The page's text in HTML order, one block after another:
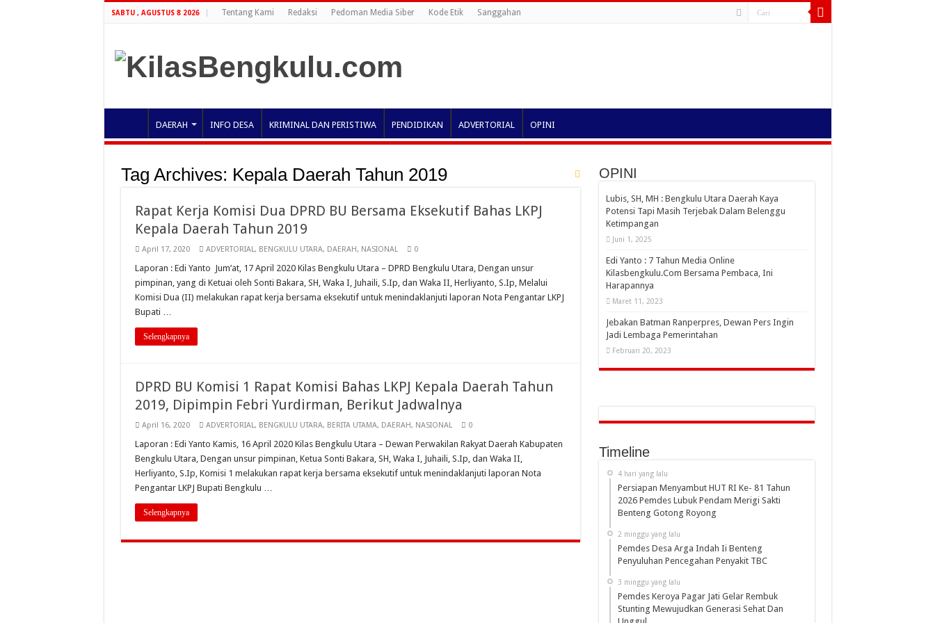
SABTU , AGUSTUS 8 2026 Tentang Kami Redaksi Pedoman Media Siber Kode Etik Sanggahan
DAERAH INFO DESA KRIMINAL DAN PERISTIWA PENDIDIKAN ADVERTORIAL OPINI
Tag Archives: Kepala Daerah Tahun 2019
Rapat Kerja Komisi Dua DPRD BU Bersama Eksekutif Bahas LKPJ
Kepala Daerah Tahun 2019
April 17, 2020 ADVERTORIAL, BENGKULU UTARA, DAERAH, NASIONAL 0
Laporan : Edi Yanto Jum’at, 17 April 2020 Kilas Bengkulu Utara – DPRD Bengkulu Utara, Dengan unsur
pimpinan, yang di Ketuai oleh Sonti Bakara, SH, Waka I, Juhaili, S.Ip, dan Waka II, Herliyanto, S.Ip, Melalui
Komisi Dua (II) melakukan rapat kerja bersama eksekutif untuk menindaklanjuti laporan Nota Pengantar LKPJ
Bupati …
Selengkapnya
DPRD BU Komisi 1 Rapat Komisi Bahas LKPJ Kepala Daerah Tahun
2019, Dipimpin Febri Yurdirman, Berikut Jadwalnya
April 16, 2020 ADVERTORIAL, BENGKULU UTARA, BERITA UTAMA, DAERAH, NASIONAL 0
Laporan : Edi Yanto Kamis, 16 April 2020 Kilas Bengkulu Utara – Dewan Perwakilan Rakyat Daerah Kabupaten
Bengkulu Utara, Dengan unsur pimpinan, Ketua Sonti Bakara, SH, Waka I, Juhaili, S.Ip, dan Waka II,
Herliyanto, S.Ip, Komisi 1 melakukan rapat kerja bersama eksekutif untuk menindaklanjuti laporan Nota
Pengantar LKPJ Bupati Bengkulu …
Selengkapnya
OPINI
Lubis, SH, MH : Bengkulu Utara Daerah Kaya
Potensi Tapi Masih Terjebak Dalam Belenggu
Ketimpangan
Juni 1, 2025
Edi Yanto : 7 Tahun Media Online
Kilasbengkulu.Com Bersama Pembaca, Ini
Harapannya
Maret 11, 2023
Jebakan Batman Ranperpres, Dewan Pers Ingin
Jadi Lembaga Pemerintahan
Februari 20, 2023
Timeline
4 hari yang lalu
Persiapan Menyambut HUT RI Ke- 81 Tahun
2026 Pemdes Lubuk Pendam Merigi Sakti
Benteng Gotong Royong
2 minggu yang lalu
Pemdes Desa Arga Indah Ii Benteng
Penyuluhan Pencegahan Penyakit TBC
3 minggu yang lalu
Pemdes Keroya Pagar Jati Gelar Rembuk
Stunting Mewujudkan Generasi Sehat Dan